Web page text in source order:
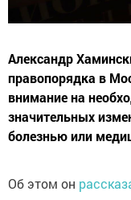
Александр
правопорядка в
внимание на
значительных
болезнью или
Об этом он